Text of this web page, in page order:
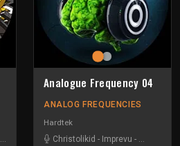
Wems
Analogue Frequency 04
ANALOG FREQUENCIES
Hardtek
Christolikid - Imprevu - Neoh